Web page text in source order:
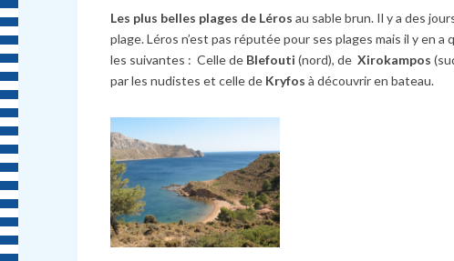
Les plus belles plages de Léros au sable brun. Il y a des
plage. Léros n’est pas réputée pour ses plages mais il y en
les suivantes : Celle de Blefouti(nord), deXirokampos
par les nudistes et celle de Kryfos à découvrir en bateau.